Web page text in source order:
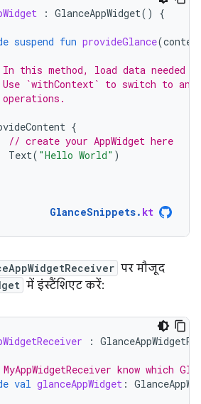
: GlanceAppWidget() {
suspend fun provideGlance(
this method, load data needed
`withContext` to switch to
{
// create your AppWidget here
Text( "Hello World" )
GlanceSnippets. kt
पर मौजूद
में इंस्टैंशिएट करें:
:
know which
val glanceAppWidget :